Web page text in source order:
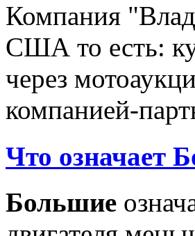
Компания
США то есть:
через
компанией-
Что означает
Большие